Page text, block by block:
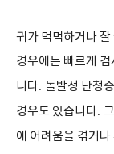
귀가 먹먹하거나 잘
경우에는 빠르게
니다. 돌발성 난청
경우도 있습니다.
에 어려움을 겪거